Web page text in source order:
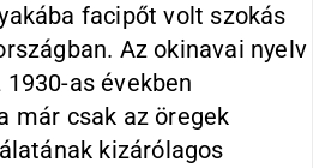
facipőt volt szokás
Az okinavai nyelv
as években
már csak az öregek
kizárólagos